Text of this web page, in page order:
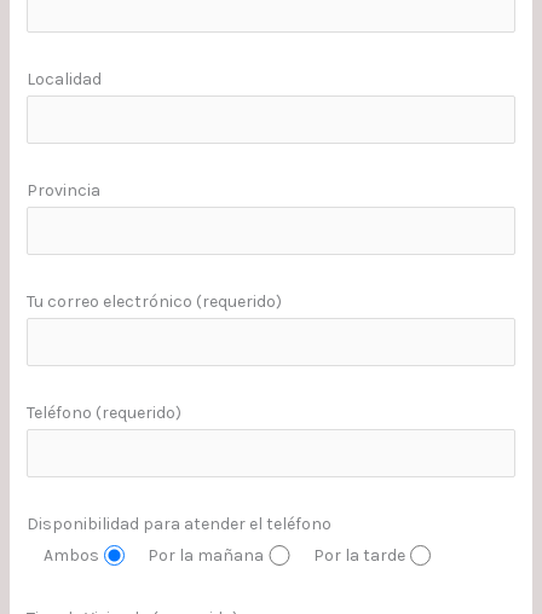
Localidad
Provincia
Tu correo electrónico (requerido)
Teléfono (requerido)
Disponibilidad para atender el teléfono
Ambos
Por la mañana Por la tarde